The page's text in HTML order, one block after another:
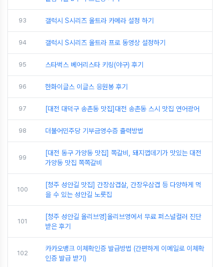
93 갤럭시 S시리즈 울트라 카메라 설정 하기
94 갤럭시 S시리즈 울트라 프로 동영상 설정하기
95 스타벅스 베어리스타 키링(야구) 후기
96 한화이글스 이글스 응원봉 후기
97 [대전 대덕구 송촌동 맛집]대전 송촌동 스시 맛집 연어광어
98 더불어민주당 기부금영수증 출력방법
99
[대전 동구 가양동 맛집] 쪽갈비, 돼지껍데기가 맛있는 대전
가양동 맛집 쪽쪽갈비
100
[청주 성안길 맛집] 간장삼겹살, 간장우삼겹 등 다양하게 먹
을 수 있는 성안길 노릇집
101
[청주 성안길 올리브영]올리브영에서 무료 퍼스널컬러 진단
받은 후기
102
카카오뱅크 이체확인증 발급방법 (간편하게 이메일로 이체확
인증 발급 받기)